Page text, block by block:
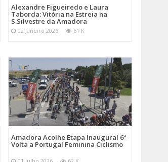
Alexandre Figueiredo e Laura
Taborda: Vitória na Estreia na
S.Silvestre da Amadora
02 Janeiro 2026 61 K
Amadora Acolhe Etapa Inaugural 6ª
Volta a Portugal Feminina Ciclismo